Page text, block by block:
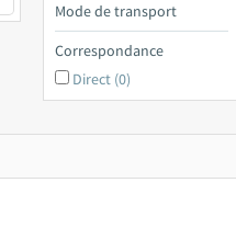
Mode de transport
Correspondance
Direct (0)